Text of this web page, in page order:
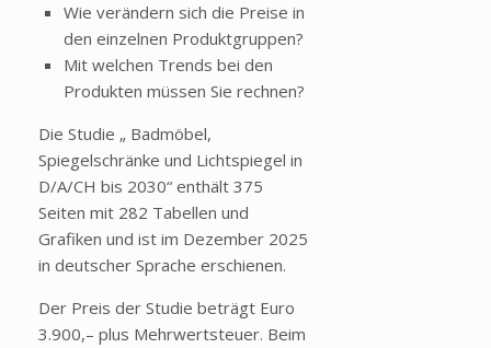
Wie verändern sich die Preise in
den einzelnen Produktgruppen?
Mit welchen Trends bei den
Produkten müssen Sie rechnen?
Die Studie „ Badmöbel,
Spiegelschränke und Lichtspiegel in
D/A/CH bis 2030“ enthält 375
Seiten mit 282 Tabellen und
Grafiken und ist im Dezember 2025
in deutscher Sprache erschienen.
Der Preis der Studie beträgt Euro
3.900,– plus Mehrwertsteuer. Beim